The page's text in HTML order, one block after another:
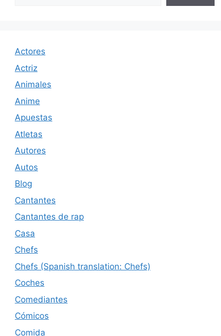
Actores
Actriz
Animales
Anime
Apuestas
Atletas
Autores
Autos
Blog
Cantantes
Cantantes de rap
Casa
Chefs
Chefs (Spanish translation: Chefs)
Coches
Comediantes
Cómicos
Comida